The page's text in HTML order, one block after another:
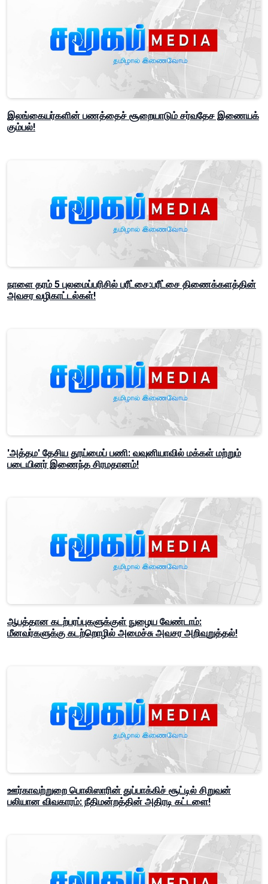
இலங்கையர்களின் பணத்தைச் சூறையாடும் சர்வதேச இணையக்
கும்பல்!
நாளை தரம் 5 புலமைப்பரிசில் பரீட்சை:பரீட்சை திணைக்களத்தின்
அவசர வழிகாட்டல்கள்!
'அத்தம' தேசிய தூய்மைப் பணி: வவுனியாவில் மக்கள் மற்றும்
படையினர் இணைந்த சிரமதானம்!
ஆபத்தான கடற்பரப்புகளுக்குள் நுழைய வேண்டாம்:
மீனவர்களுக்கு கடற்றொழில் அமைச்சு அவசர அறிவுறுத்தல்!
ஊர்காவற்றுறை பொலிஸாரின் துப்பாக்கிச் சூட்டில் சிறுவன்
பலியான விவகாரம்: நீதிமன்றத்தின் அதிரடி கட்டளை!